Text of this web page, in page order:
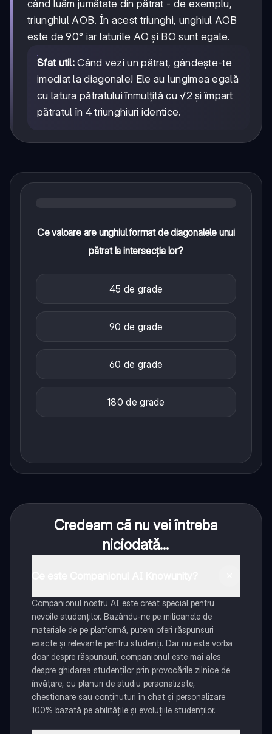
când luăm jumătate din pătrat - de exemplu,
triunghiul AOB. În acest triunghi, unghiul AOB
este de 90° iar laturile AO și BO sunt egale.
Sfat util: Când vezi un pătrat, gândește-te
imediat la diagonale! Ele au lungimea egală
cu latura pătratului înmulțită cu √2 și împart
pătratul în 4 triunghiuri identice.
Ce valoare are unghiul format de diagonalele unui
pătrat la intersecția lor?
45 de grade
90 de grade
60 de grade
180 de grade
Credeam că nu vei întreba
niciodată...
Companionul nostru AI este creat special pentru
nevoile studenților. Bazându-ne pe milioanele de
materiale de pe platformă, putem oferi răspunsuri
exacte și relevante pentru studenți. Dar nu este vorba
doar despre răspunsuri, companionul este mai ales
despre ghidarea studenților prin provocările zilnice de
învățare, cu planuri de studiu personalizate,
chestionare sau conținuturi în chat și personalizare
100% bazată pe abilitățile și evoluțiile studenților.